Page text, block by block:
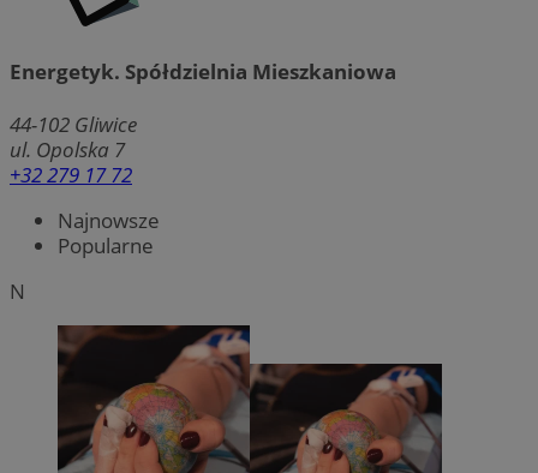
Energetyk. Spółdzielnia Mieszkaniowa
44-102 Gliwice
ul. Opolska 7
+32 279 17 72
Najnowsze
Popularne
N